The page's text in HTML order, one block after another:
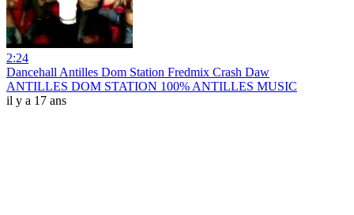
2:24
Dancehall Antilles Dom Station Fredmix Crash Daw
ANTILLES DOM STATION 100% ANTILLES MUSIC
il y a 17 ans